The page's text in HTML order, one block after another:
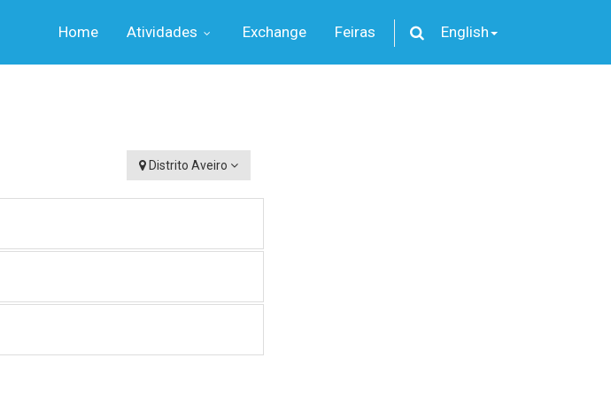
Home Atividades Exchange Feiras English
Distrito Aveiro